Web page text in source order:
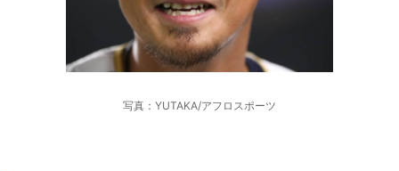
写真：YUTAKA/アフロスポーツ